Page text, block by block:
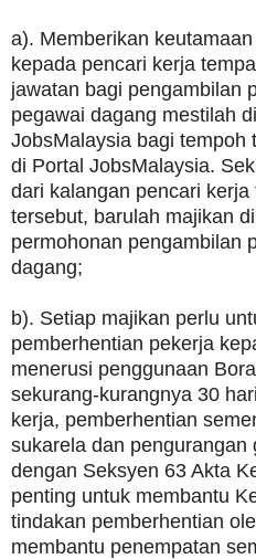
a). Memberikan
kepada pencari kerja
jawatan bagi pengambilan
pegawai dagang mestilah
JobsMalaysia bagi tempoh
di Portal JobsMalaysia.
dari kalangan pencari
tersebut, barulah majikan
permohonan pengambilan
dagang;
b). Setiap majikan perlu
pemberhentian pekerja
menerusi penggunaan
sekurang-kurangnya 30
kerja, pemberhentian
sukarela dan
dengan Seksyen 63 Akta
penting untuk membantu
tindakan pemberhentian
membantu penempatan